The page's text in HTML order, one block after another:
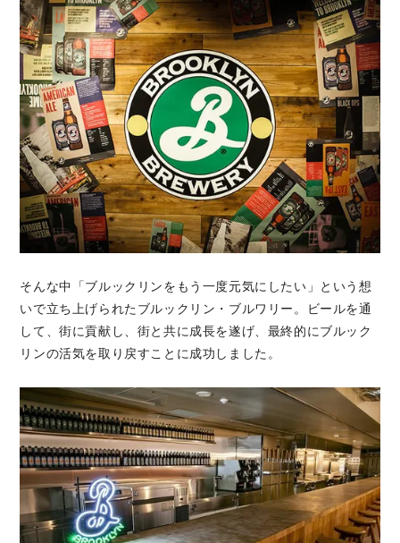
そんな中「ブルックリンをもう一度元気にしたい」という想
いで立ち上げられたブルックリン・ブルワリー。ビールを通
して、街に貢献し、街と共に成長を遂げ、最終的にブルック
リンの活気を取り戻すことに成功しました。